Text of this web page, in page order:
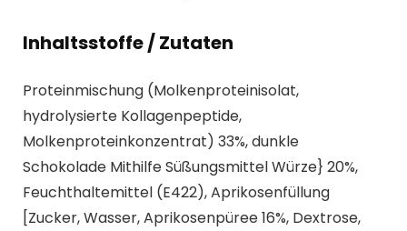
Inhaltsstoffe / Zutaten
Proteinmischung (Molkenproteinisolat,
hydrolysierte Kollagenpeptide,
Molkenproteinkonzentrat) 33%, dunkle
Schokolade Mithilfe Süßungsmittel Würze} 20%,
Feuchthaltemittel (E422), Aprikosenfüllung
[Zucker, Wasser, Aprikosenpüree 16%, Dextrose,